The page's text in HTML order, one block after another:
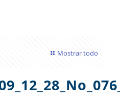
Mostrar todo